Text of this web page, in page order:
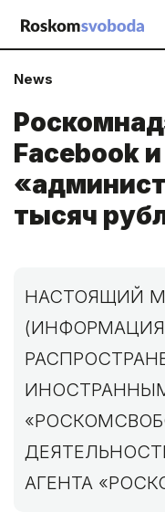
News
Facebook
тысяч
НАСТОЯЩИЙ
АГЕНТА